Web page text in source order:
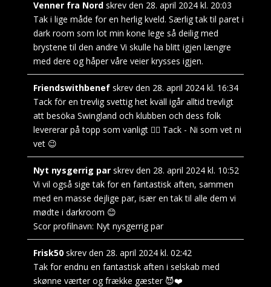
Venner fra Nord skrev den 28. april 2024 kl. 20:03
Tak i lige måde for en herlig kveld. Særlig tak til paret i
dark room som lot min kone lege så deilig med
brystene til den andre Vi skulle ha blitt igjen længre
med dere og håper våre veier krysses igjen.
Friendswithbenef skrev den 28. april 2024 kl. 16:34
Tack för en trevlig svettig het kväll igår alltid trevligt
att besöka Swingland och klubben och dess folk
levererar på topp som vanligt 👌🏻 Tack - Ni som vet ni
vet 😉
Nyt nysgerrig par skrev den 28. april 2024 kl. 10:52
Vi vil også sige tak for en fantastisk aften, sammen
med en masse dejlige par, især en tak til alle dem vi
mødte i darkroom 😊
Scor profilnavn: Nyt nysgerrig par
Frisk50 skrev den 28. april 2024 kl. 02:42
Tak for endnu en fantastisk aften i selskab med
skønne værter og frække gæster 😈❤️